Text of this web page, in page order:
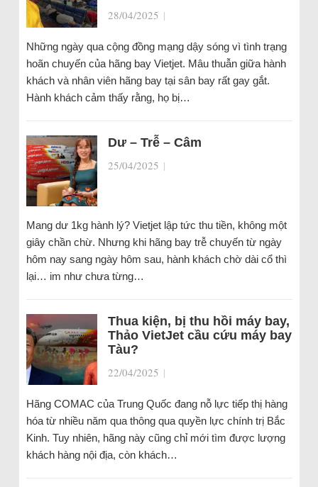
28/04/2025 |
Những ngày qua cộng đồng mạng dậy sóng vì tình trạng
hoãn chuyến của hãng bay Vietjet. Mâu thuẫn giữa hành
khách và nhân viên hãng bay tại sân bay rất gay gắt.
Hành khách cảm thấy rằng, họ bị…
Dư – Trễ – Câm
25/04/2025 |
Mang dư 1kg hành lý? Vietjet lập tức thu tiền, không một
giây chần chừ. Nhưng khi hãng bay trễ chuyến từ ngày
hôm nay sang ngày hôm sau, hành khách chờ dài cổ thì
lại… im như chưa từng…
Thua kiện, bị thu hồi máy bay,
Thảo VietJet cầu cứu máy bay
Tàu?
22/04/2025 |
Hãng COMAC của Trung Quốc đang nỗ lực tiếp thị hàng
hóa từ nhiều năm qua thông qua quyền lực chính trị Bắc
Kinh. Tuy nhiên, hãng này cũng chỉ mới tìm được lượng
khách hàng nội địa, còn khách…